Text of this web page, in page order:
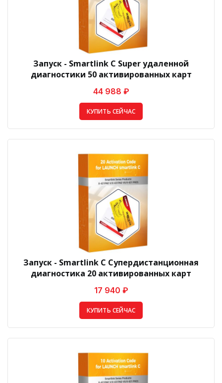
Запуск - Smartlink C Super удаленной
диагностики 50 активированных карт
44 988 ₽
КУПИТЬ СЕЙЧАС
Запуск - Smartlink C Супердистанционная
диагностика 20 активированных карт
17 940 ₽
КУПИТЬ СЕЙЧАС